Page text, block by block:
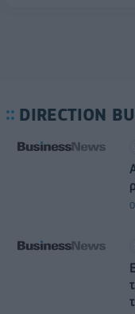
DIRECTION